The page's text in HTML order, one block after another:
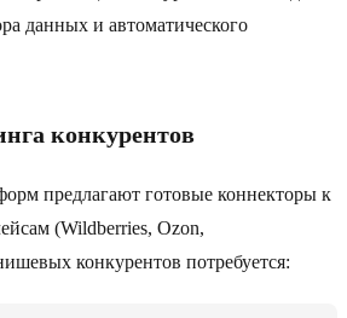
данных и автоматического
конкурентов
предлагают готовые коннекторы к
(Wildberries, Ozon,
конкурентов потребуется: